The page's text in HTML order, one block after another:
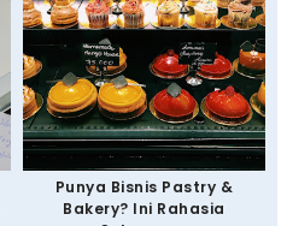
Punya Bisnis Pastry &
Bakery? Ini Rahasia